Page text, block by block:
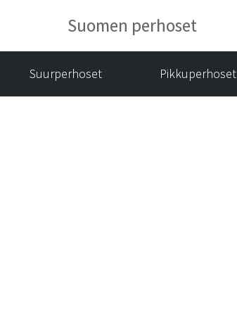
Suomen perhoset
Suurperhoset Pikkuperhoset